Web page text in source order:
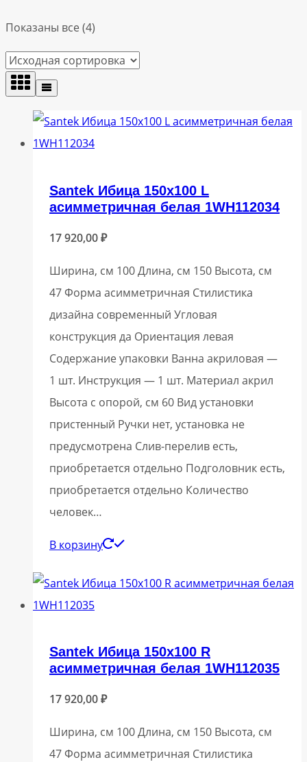
Показаны все (4)
Santek Ибица 150х100 L
асимметричная белая 1WH112034
17 920,00₽
Ширина, см 100 Длина, см 150 Высота, см
47 Форма асимметричная Стилистика
дизайна современный Угловая
конструкция да Ориентация левая
Содержание упаковки Ванна акриловая —
1 шт. Инструкция — 1 шт. Материал акрил
Высота с опорой, см 60 Вид установки
пристенный Ручки нет, установка не
предусмотрена Слив-перелив есть,
приобретается отдельно Подголовник есть,
приобретается отдельно Количество
человек…
В корзину
Santek Ибица 150х100 R
асимметричная белая 1WH112035
17 920,00₽
Ширина, см 100 Длина, см 150 Высота, см
47 Форма асимметричная Стилистика